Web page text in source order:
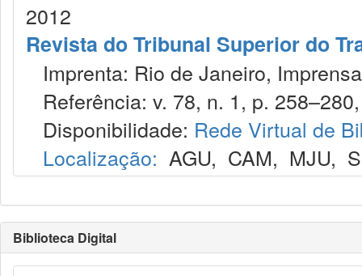
2012
Revista do Tribunal Superior do
Imprenta: Rio de Janeiro,
Referência: v. 78, n. 1, p.
Disponibilidade: Rede Virtual de
Localização: AGU, CAM, MJU,
Biblioteca Digital